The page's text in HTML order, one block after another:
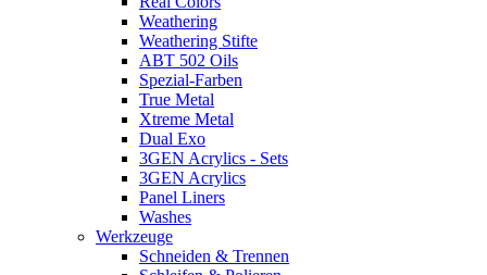
Weathering
Weathering Stifte
ABT 502 Oils
Spezial-Farben
True Metal
Xtreme Metal
Dual Exo
3GEN Acrylics - Sets
3GEN Acrylics
Panel Liners
Washes
Werkzeuge
Schneiden & Trennen